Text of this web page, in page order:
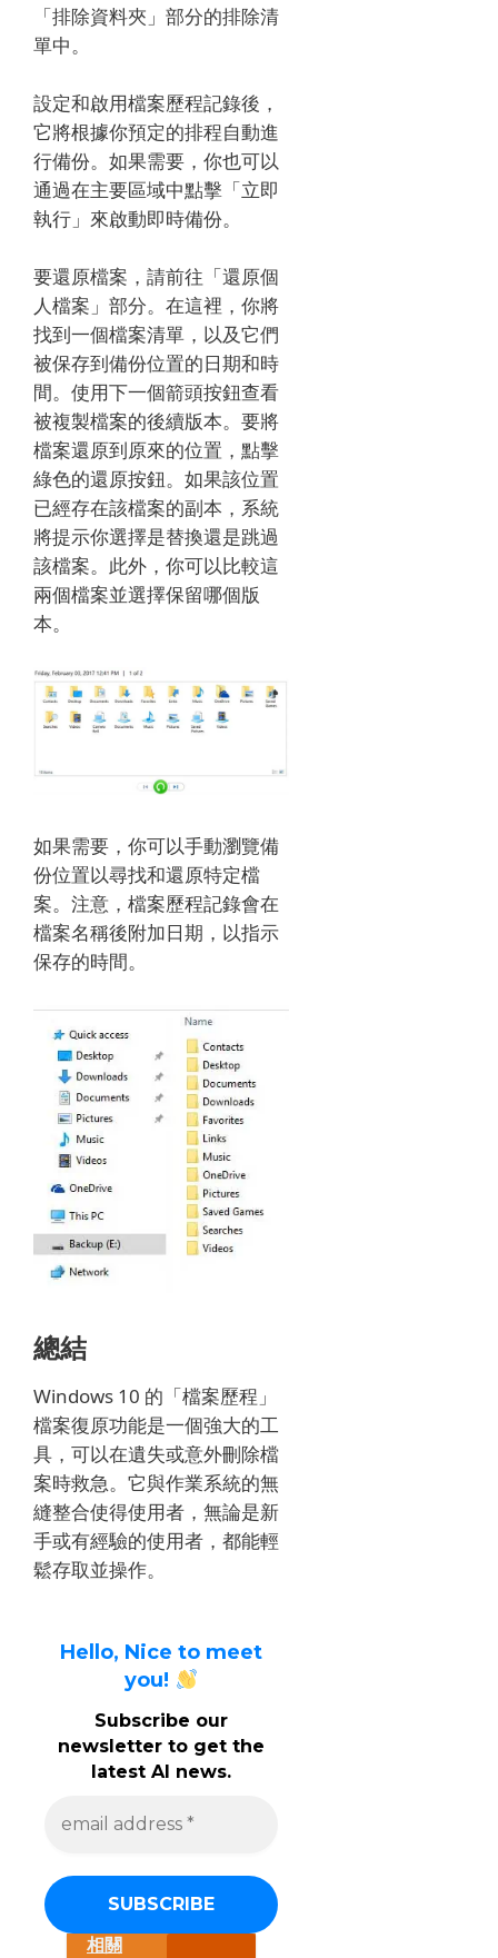
「排除資料夾」部分的排除清
單中。
設定和啟用檔案歷程記錄後，
它將根據你預定的排程自動進
行備份。如果需要，你也可以
通過在主要區域中點擊「立即
執行」來啟動即時備份。
要還原檔案，請前往「還原個
人檔案」部分。在這裡，你將
找到一個檔案清單，以及它們
被保存到備份位置的日期和時
間。使用下一個箭頭按鈕查看
被複製檔案的後續版本。要將
檔案還原到原來的位置，點擊
綠色的還原按鈕。如果該位置
已經存在該檔案的副本，系統
將提示你選擇是替換還是跳過
該檔案。此外，你可以比較這
兩個檔案並選擇保留哪個版
本。
如果需要，你可以手動瀏覽備
份位置以尋找和還原特定檔
案。注意，檔案歷程記錄會在
檔案名稱後附加日期，以指示
保存的時間。
總結
Windows 10 的「檔案歷程」
檔案復原功能是一個強大的工
具，可以在遺失或意外刪除檔
案時救急。它與作業系統的無
縫整合使得使用者，無論是新
手或有經驗的使用者，都能輕
鬆存取並操作。
Hello, Nice to meet
you!
Subscribe our
newsletter to get the
latest AI news.
a
d
相關